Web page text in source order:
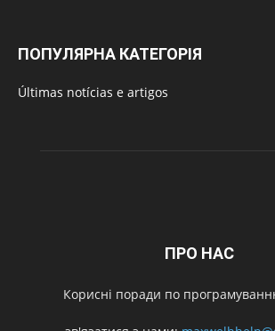
ПОПУЛЯРНА КАТЕГОРІЯ
Últimas notícias e artigos
ПРО НАС
Корисні поради по